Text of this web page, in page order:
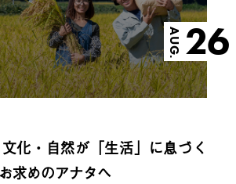
AUG. 26
化・自然が「生活」に息づく
求めのアナタへ